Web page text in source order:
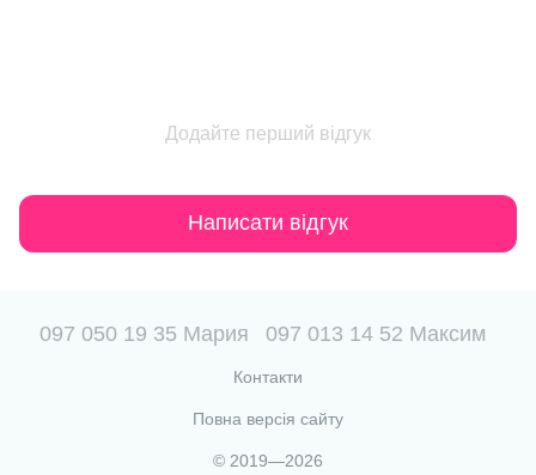
Додайте перший відгук
Написати відгук
097 050 19 35 Мария 097 013 14 52 Максим
Контакти
Повна версія сайту
© 2019—2026